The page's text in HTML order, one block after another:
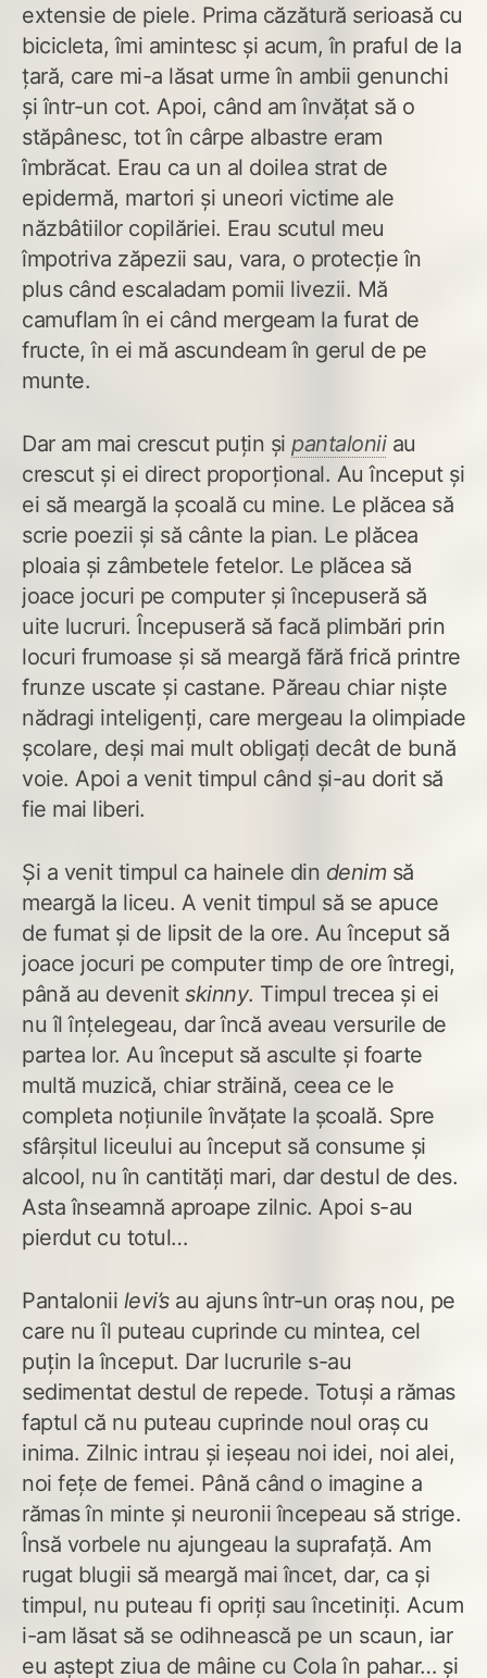
extensie de piele. Prima căzătură serioasă cu
bicicleta, îmi amintesc și acum, în praful de la
țară, care mi-a lăsat urme în ambii genunchi
și într-un cot. Apoi, când am învățat să o
stăpânesc, tot în cârpe albastre eram
îmbrăcat. Erau ca un al doilea strat de
epidermă, martori și uneori victime ale
năzbâtiilor copilăriei. Erau scutul meu
împotriva zăpezii sau, vara, o protecție în
plus când escaladam pomii livezii. Mă
camuflam în ei când mergeam la furat de
fructe, în ei mă ascundeam în gerul de pe
munte.
Dar am mai crescut puțin și pantaloniiau
crescut și ei direct proporțional. Au început și
ei să meargă la școală cu mine. Le plăcea să
scrie poezii și să cânte la pian. Le plăcea
ploaia și zâmbetele fetelor. Le plăcea să
joace jocuri pe computer și începuseră să
uite lucruri. Începuseră să facă plimbări prin
locuri frumoase și să meargă fără frică printre
frunze uscate și castane. Păreau chiar niște
nădragi inteligenți, care mergeau la olimpiade
școlare, deși mai mult obligați decât de bună
voie. Apoi a venit timpul când și-au dorit să
fie mai liberi.
Și a venit timpul ca hainele din denimsă
meargă la liceu. A venit timpul să se apuce
de fumat și de lipsit de la ore. Au început să
joace jocuri pe computer timp de ore întregi,
până au devenit skinny. Timpul trecea și ei
nu îl înțelegeau, dar încă aveau versurile de
partea lor. Au început să asculte și foarte
multă muzică, chiar străină, ceea ce le
completa noțiunile învățate la școală. Spre
sfârșitul liceului au început să consume și
alcool, nu în cantități mari, dar destul de des.
Asta înseamnă aproape zilnic. Apoi s-au
pierdut cu totul…
Pantalonii levi’sau ajuns într-un oraș nou, pe
care nu îl puteau cuprinde cu mintea, cel
puțin la început. Dar lucrurile s-au
sedimentat destul de repede. Totuși a rămas
faptul că nu puteau cuprinde noul oraș cu
inima. Zilnic intrau și ieșeau noi idei, noi alei,
noi fețe de femei. Până când o imagine a
rămas în minte și neuronii începeau să strige.
Însă vorbele nu ajungeau la suprafață. Am
rugat blugii să meargă mai încet, dar, ca și
timpul, nu puteau fi opriți sau încetiniți. Acum
i-am lăsat să se odihnească pe un scaun, iar
eu aștept ziua de mâine cu Cola în pahar… și